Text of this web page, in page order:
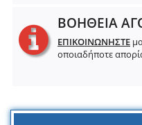
ΒΟΗΘΕΙΑ
ΕΠΙΚΟΙΝΩΝΗΣΤΕ
οποιαδήποτε